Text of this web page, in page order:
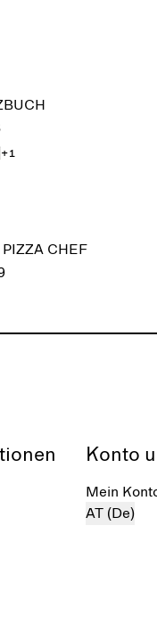
+1
PIZZA CHEF
Konto
Mein
AT (De)